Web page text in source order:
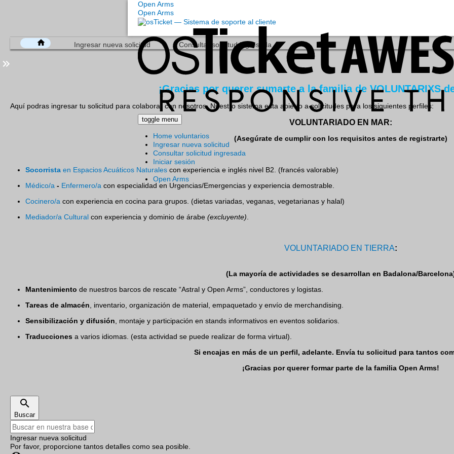
Open Arms
Open Arms
toggle menu
Home voluntarios
Ingresar nueva solicitud
Consultar solicitud ingresada
Iniciar sesión
Open Arms
Ingresar nueva solicitud Consultar solicitud ingresada
¡Gracias por querer sumarte a la familia de VOLUNTARIXS
Aquí podras ingresar tu solicitud para colaborar con nosotros. Nuestro sistema esta abierto a solicitudes para los siguientes perfiles:
VOLUNTARIADO EN MAR:
(Asegúrate de cumplir con los requisitos antes de registrarte)
Socorrista en Espacios Acuáticos Naturales con experiencia e inglés nivel B2. (francés valorable)
Médico/a - Enfermero/a con especialidad en Urgencias/Emergencias y experiencia demostrable.
Cocinero/a con experiencia en cocina para grupos. (dietas variadas, veganas, vegetarianas y halal)
Mediador/a Cultural con experiencia y dominio de árabe (excluyente)
VOLUNTARIADO EN TIERRA:
(La mayoría de actividades se desarrollan en Badalona/
Mantenimiento de nuestros barcos de rescate “Astral y Open Arms”, conductores y logistas.
Tareas de almacén , inventario, organización de material, empaquetado y envío de merchandising.
Sensibilización y difusión , montaje y participación en stands informativos en eventos solidarios.
Traducciones a varios idiomas. (esta actividad se puede realizar de forma virtual).
Si encajas en más de un perfil, adelante. Envía tu solicitud para tantos
¡Gracias por querer formar parte de la familia Open Arms!
Buscar
Ingresar nueva solicitud
Por favor, proporcione tantos detalles como sea posible.